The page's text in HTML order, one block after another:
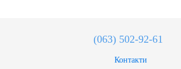
(063) 502-92-61
Контакти